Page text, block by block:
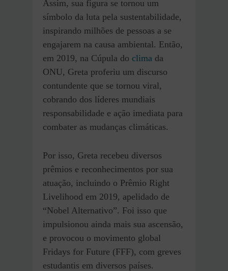
Assim, sua figura se tornou um
símbolo da luta pela sustentabilidade,
inspirando milhões de pessoas a se
engajarem na causa ambiental. Então,
em 2019, na Cúpula do clima da
ONU, Greta proferiu um discurso
contundente que se tornou viral,
cobrando dos líderes mundiais
responsabilidade e ação imediata para
combater as mudanças climáticas.
Por isso, Greta recebeu diversos
prêmios e reconhecimentos por sua
atuação, incluindo o Prêmio Right
Livelihood em 2019, apelidado de
“Nobel Alternativo”. Foi isso que
impulsionou ainda mais sua ascensão,
e provocou o movimento global
Fridays for Future (FFF), com greves
estudantis em diversos países.